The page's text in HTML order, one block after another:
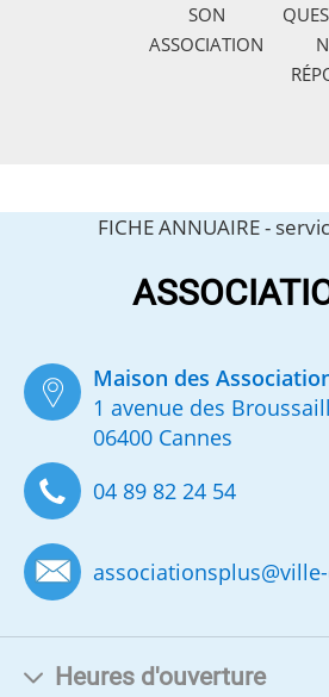
SON
ASSOCIATION
FICHE ANNUAIRE -
Maison des
1 avenue des
06400 Cannes
04 89 82 24 54
associationsplus@
Heures d'ouverture